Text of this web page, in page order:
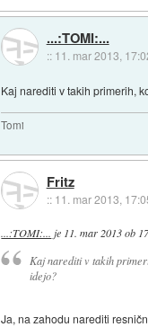
...:TOMI:...
:: 11. mar 2013,
Kaj narediti v takih primerih,
Tomi
Fritz
:: 11. mar 2013,
...:TOMI:... je 11. mar 2013 ob
Kaj narediti v takih
idejo?
Ja, na zahodu narediti